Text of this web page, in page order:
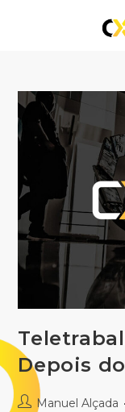
Depois
Manuel Alçada